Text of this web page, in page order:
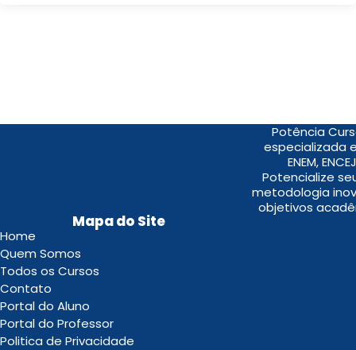
Potência
especializada
ENEM,
Potencialize
metodologia
objetivos
Mapa do Site
Home
Quem Somos
Todos os Cursos
Contato
Portal do Aluno
Portal do Professor
Politica de Privacidade